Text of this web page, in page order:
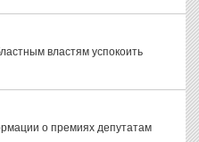
властям успокоить
о премиях депутатам